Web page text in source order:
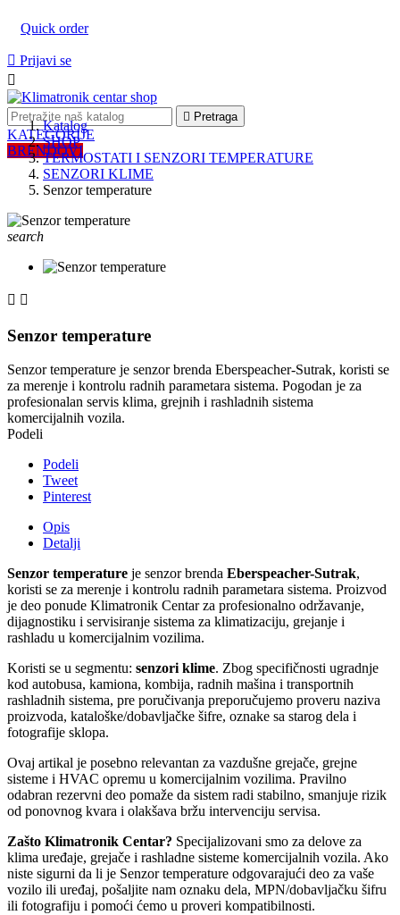
Quick order
 Prijavi se

 Pretraga
KATEGORIJE
BRENDOVI
Katalog
SHOP
TERMOSTATI I SENZORI TEMPERATURE
SENZORI KLIME
Senzor temperature
search
 
Senzor temperature
Senzor temperature je senzor brenda Eberspeacher-Sutrak, koristi se
za merenje i kontrolu radnih parametara sistema. Pogodan je za
profesionalan servis klima, grejnih i rashladnih sistema
komercijalnih vozila.
Podeli
Podeli
Tweet
Pinterest
Opis
Detalji
Senzor temperature je senzor brenda Eberspeacher-Sutrak,
koristi se za merenje i kontrolu radnih parametara sistema. Proizvod
je deo ponude Klimatronik Centar za profesionalno održavanje,
dijagnostiku i servisiranje sistema za klimatizaciju, grejanje i
rashladu u komercijalnim vozilima.
Koristi se u segmentu: senzori klime. Zbog specifičnosti ugradnje
kod autobusa, kamiona, kombija, radnih mašina i transportnih
rashladnih sistema, pre poručivanja preporučujemo proveru naziva
proizvoda, kataloške/dobavljačke šifre, oznake sa starog dela i
fotografije sklopa.
Ovaj artikal je posebno relevantan za vazdušne grejače, grejne
sisteme i HVAC opremu u komercijalnim vozilima. Pravilno
odabran rezervni deo pomaže da sistem radi stabilno, smanjuje rizik
od ponovnog kvara i olakšava bržu intervenciju servisa.
Zašto Klimatronik Centar? Specijalizovani smo za delove za
klima uređaje, grejače i rashladne sisteme komercijalnih vozila. Ako
niste sigurni da li je Senzor temperature odgovarajući deo za vaše
vozilo ili uređaj, pošaljite nam oznaku dela, MPN/dobavljačku šifru
ili fotografiju i pomoći ćemo u proveri kompatibilnosti.